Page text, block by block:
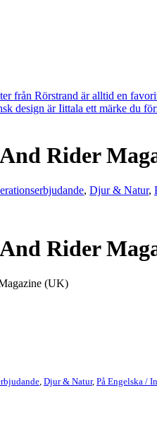
från Rörstrand är alltid en
design är Iittala ett märke du
Rider
, Djur & Natur,
Rider
(UK)
Djur & Natur, På Engelska /